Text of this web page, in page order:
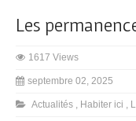
Les
1617 Views
septembre 02, 2025
Actualités , Habiter ici ,